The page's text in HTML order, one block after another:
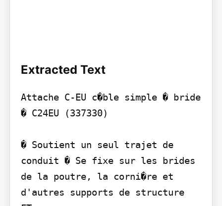
Extracted Text
Attache C-EU c�ble simple � bride
� C24EU (337330)
� Soutient un seul trajet de
conduit � Se fixe sur les brides
de la poutre, la corni�re et
d'autres supports de structure